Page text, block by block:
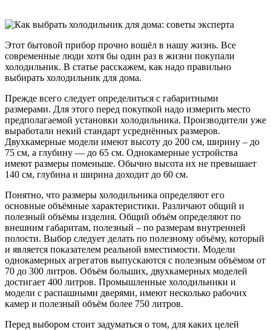
Этот бытовой прибор прочно вошёл в нашу жизнь. Все
современные люди хотя бы один раз в жизни покупали
холодильник. В статье расскажем, как надо правильно
выбирать холодильник для дома.
Прежде всего следует определиться с габаритными
размерами. Для этого перед покупкой надо измерить место
предполагаемой установки холодильника. Производители уже
выработали некий стандарт усреднённых размеров.
Двухкамерные модели имеют высоту до 200 см, ширину – до
75 см, а глубину — до 65 см. Однокамерные устройства
имеют размеры поменьше. Обычно высота их не превышает
140 см, глубина и ширина доходит до 60 см.
Понятно, что размеры холодильника определяют его
основные объёмные характеристики. Различают общий и
полезный объёмы изделия. Общий объём определяют по
внешним габаритам, полезный – по размерам внутренней
полости. Выбор следует делать по полезному объёму, который
и является показателем реальной вместимости. Модели
однокамерных агрегатов выпускаются с полезным объёмом от
70 до 300 литров. Объём больших, двухкамерных моделей
достигает 400 литров. Промышленные холодильники и
модели с распашными дверями, имеют несколько рабочих
камер и полезный объём более 750 литров.
Перед выбором стоит задуматься о том, для каких целей